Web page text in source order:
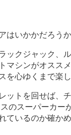
いかかだろう
ックジャック、
マシンがオスス
心ゆくまで楽し
ットを回せば、
のスーパーカ
いるのか確か